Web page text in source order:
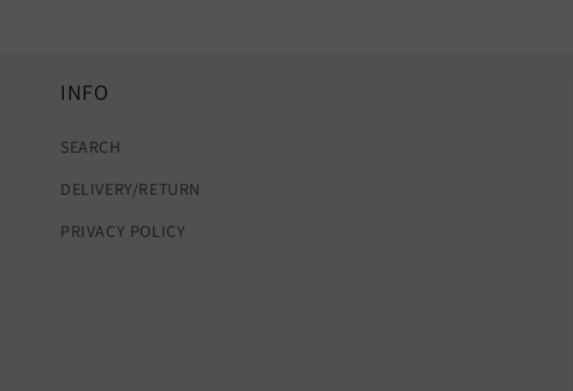
INFO
SEARCH
DELIVERY/RETURN
PRIVACY POLICY